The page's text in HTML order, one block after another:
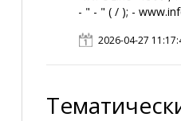
- " - " ( / ); -
2026-04-27